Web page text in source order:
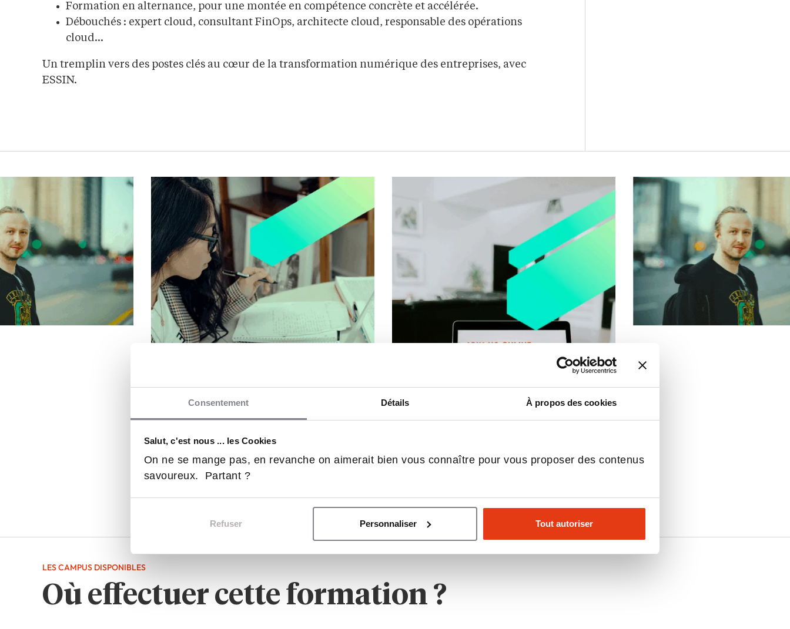
Consentement Détails À propos des cookies
Salut, c'est nous ... les Cookies
On ne se mange pas, en revanche on aimerait bien vous connaître pour vous proposer des contenus
savoureux. Partant ?
Refuser Personnaliser Tout autoriser
Formation en alternance, pour une montée en compétence concrète et accélérée.
Débouchés : expert cloud, consultant FinOps, architecte cloud, responsable des opérations
cloud…
Un tremplin vers des postes clés au cœur de la transformation numérique des entreprises, avec
ESSIN.
Où effectuer cette formation ?
LES CAMPUS DISPONIBLES